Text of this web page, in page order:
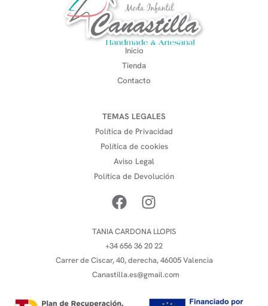
Inicio
Tienda
Contacto
TEMAS LEGALES
Política de Privacidad
Política de cookies
Aviso Legal
Política de Devolución
TANIA CARDONA LLOPIS
+34 656 36 20 22
Carrer de Ciscar, 40, derecha, 46005 Valencia
Canastilla.es@gmail.com